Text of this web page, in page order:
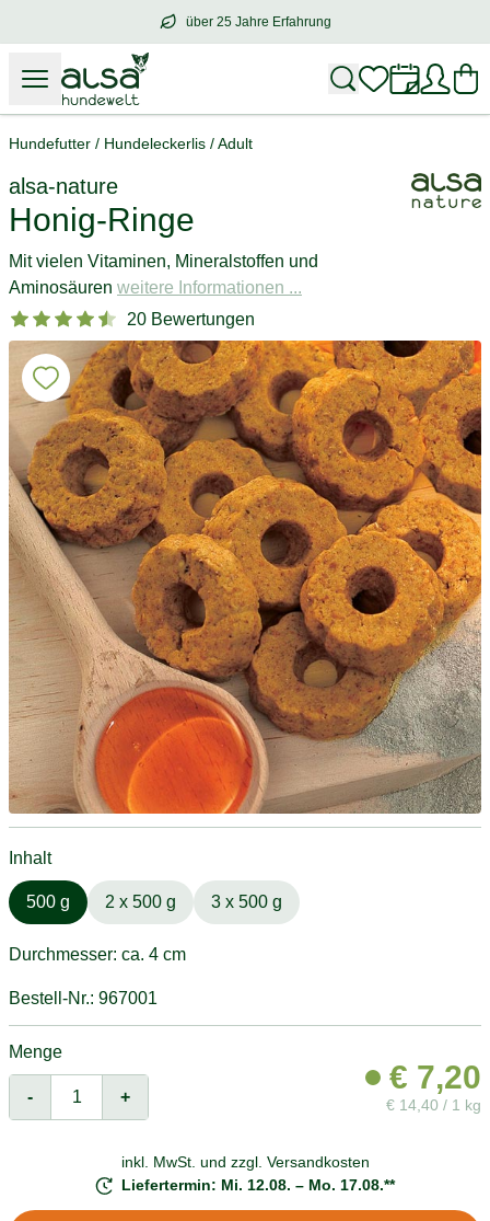
über 25 Jahre Erfahrung
über25 Jahre Erfahrung
Hundefutter / Hundeleckerlis /Adult
alsa-nature
Honig-Ringe
Mit vielen Vitaminen, Mineralstoffen und
Aminosäuren weitere Informationen ...
20 Bewertungen
Inhalt
500 g 2 x 500 g 3 x 500 g
Durchmesser: ca. 4 cm
Bestell-Nr.: 967001
Menge
- +
€ 7,20
€ 14,40 / 1 kg
inkl. MwSt. und zzgl. Versandkosten
Liefertermin: Mi. 12.08. – Mo. 17.08.**